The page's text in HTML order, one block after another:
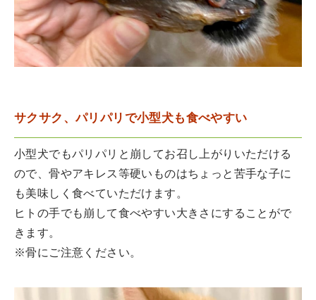
サクサク、パリパリで小型犬も食べやすい
小型犬でもパリパリと崩してお召し上がりいただける
ので、骨やアキレス等硬いものはちょっと苦手な子に
も美味しく食べていただけます。
ヒトの手でも崩して食べやすい大きさにすることがで
きます。
※骨にご注意ください。